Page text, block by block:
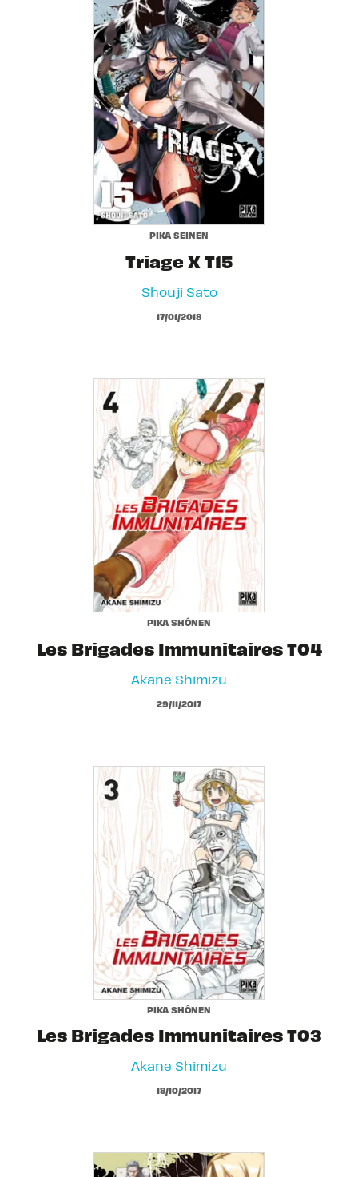
PIKA SEINEN
Triage X T15
Shouji Sato
17/01/2018
PIKA SHÔNEN
Les Brigades Immunitaires T04
Akane Shimizu
29/11/2017
PIKA SHÔNEN
Les Brigades Immunitaires T03
Akane Shimizu
18/10/2017